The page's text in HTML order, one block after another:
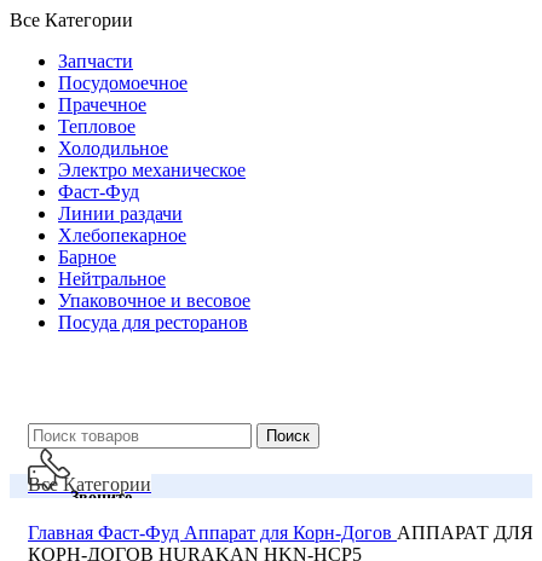
Все Категории
Запчасти
Посудомоечное
Прачечное
Тепловое
Холодильное
Электро механическое
Фаст-Фуд
Линии раздачи
Хлебопекарное
Барное
Нейтральное
Упаковочное и весовое
Посуда для ресторанов
Поиск
Звоните
+99855-503-55-54
Все Категории
О Компании
Контакты
Главная Фаст-Фуд Аппарат для Корн-Догов АППАРАТ ДЛЯ
КОРН-ДОГОВ HURAKAN HKN-HCP5